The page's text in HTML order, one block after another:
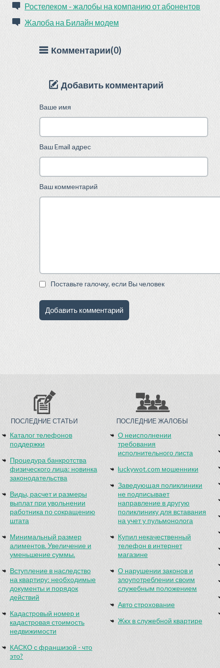
Ростелеком - жалобы на компанию от абонентов
Жалоба на Билайн модем
Комментарии(0)
Добавить комментарий
Ваше имя
Ваш Email адрес
Ваш комментарий
Поставьте галочку, если Вы человек
ПОСЛЕДНИЕ СТАТЬИ
Каталог телефонов
поддержки
Процедура банкротства
физического лица: новинка
законодательства
Виды, расчет и размеры
выплат при увольнении
работника по сокращению
штата
Минимальный размер
алиментов. Увеличение и
уменьшение суммы.
Вступление в наследство
на квартиру: необходимые
документы и порядок
действий
Кадастровый номер и
кадастровая стоимость
недвижимости
КАСКО с франшизой - что
это?
ПОСЛЕДНИЕ ЖАЛОБЫ
О неисполнении
требования
исполнительного листа
luckywot.com мошенники
Заведующая поликлиники
не подписывает
направление в другую
поликлинику для вставания
на учет у пульмонолога
Купил некачественный
телефон в интернет
магазине
О нарушении законов и
злоупотреблении своим
служебным положением
Авто строхование
Жкх в служебной квартире